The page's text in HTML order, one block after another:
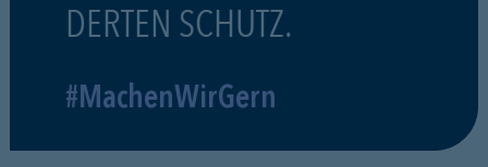
DERTEN SCHUTZ.
#MachenWirGern